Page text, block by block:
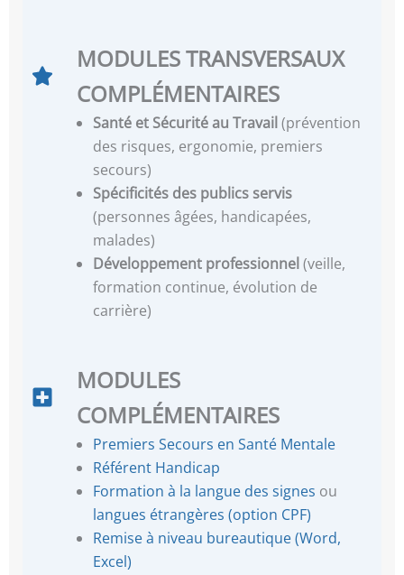
MODULES TRANSVERSAUX
COMPLÉMENTAIRES
Santé et Sécurité au Travail (prévention
des risques, ergonomie, premiers
secours)
Spécificités des publics servis
(personnes âgées, handicapées,
malades)
Développement professionnel (veille,
formation continue, évolution de
carrière)
MODULES
COMPLÉMENTAIRES
Premiers Secours en Santé Mentale
Référent Handicap
Formation à la langue des signes ou
langues étrangères (option CPF)
Remise à niveau bureautique (Word,
Excel)